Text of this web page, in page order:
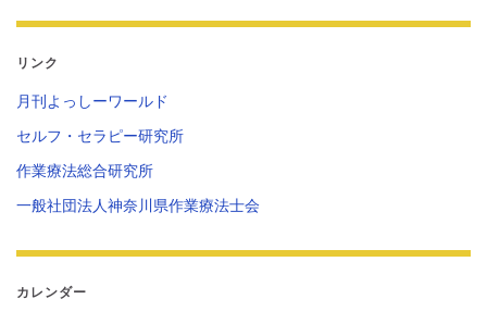
リンク
月刊よっしーワールド
セルフ・セラピー研究所
作業療法総合研究所
一般社団法人神奈川県作業療法士会
カレンダー